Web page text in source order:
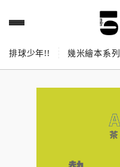
排球少年!! 幾米繪本系列